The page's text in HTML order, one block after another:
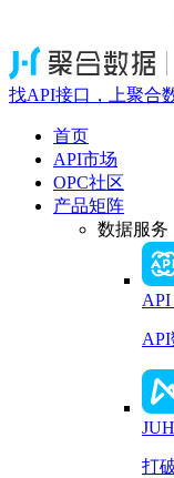
找API接口，上聚合
首页
API市场
OPC社区
产品矩阵
数据服务
API
打